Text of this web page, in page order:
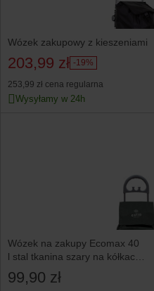
Wózek zakupowy z kieszeniami
203,99 zł -19%
253,99 zł cena regularna
Wysyłamy w 24h
Wózek na zakupy Ecomax 40
l stal tkanina szary na kółkach
z rączką
99,90 zł